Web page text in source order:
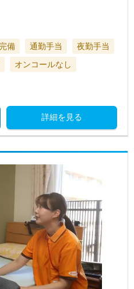
備 通勤手当
夜勤手当
オンコールなし
詳細を見る